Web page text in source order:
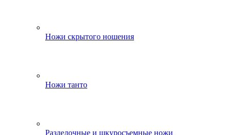
Ножи скрытого ношения
Ножи танто
Разделочные и шкуросъемные ножи